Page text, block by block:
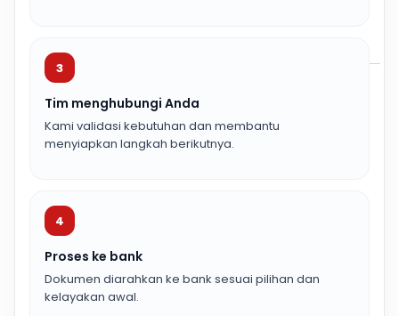
3
Tim menghubungi Anda
Kami validasi kebutuhan dan membantu
menyiapkan langkah berikutnya.
4
Proses ke bank
Dokumen diarahkan ke bank sesuai pilihan dan
kelayakan awal.